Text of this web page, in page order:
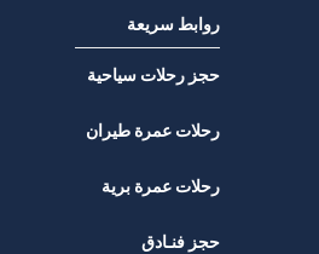
روابط سريعة
حجز رحلات سياحية
رحلات عمرة طيران
رحلات عمرة برية
حجز فنـادق